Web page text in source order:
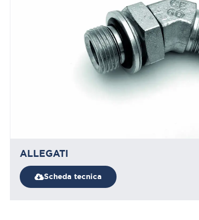
ALLEGATI
Scheda tecnica